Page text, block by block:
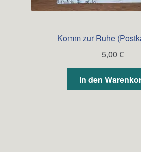
Komm zur Ruhe
5,00 €
In den